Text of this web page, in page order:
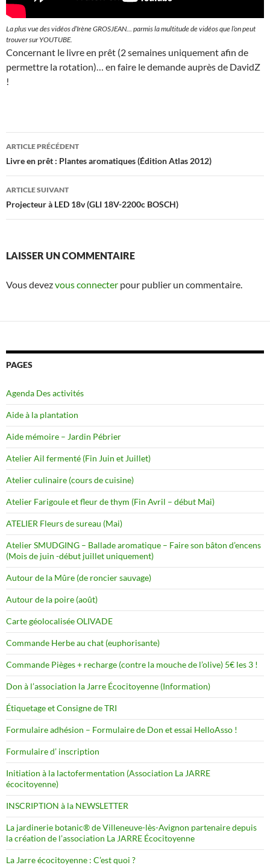
La plus vue des vidéos d’Irène GROSJEAN… parmis la multitude de vidéos que l’on peut
trouver sur YOUTUBE.
Concernant le livre en prêt (2 semaines uniquement afin de
permettre la rotation)… en faire le demande auprès de DavidZ
!
Navigation
des
articles
ARTICLE PRÉCÉDENT
Livre en prêt : Plantes aromatiques (Édition Atlas 2012)
ARTICLE SUIVANT
Projecteur à LED 18v (GLI 18V-2200c BOSCH)
LAISSER UN COMMENTAIRE
Vous devezvous connecter pour publier un commentaire.
PAGES
Agenda Des activités
Aide à la plantation
Aide mémoire – Jardin Pébrier
Atelier Ail fermenté (Fin Juin et Juillet)
Atelier culinaire (cours de cuisine)
Atelier Farigoule et fleur de thym (Fin Avril – début Mai)
ATELIER Fleurs de sureau (Mai)
Atelier SMUDGING – Ballade aromatique – Faire son bâton d’encens
(Mois de juin -début juillet uniquement)
Autour de la Mûre (de roncier sauvage)
Autour de la poire (août)
Carte géolocalisée OLIVADE
Commande Herbe au chat (euphorisante)
Commande Pièges + recharge (contre la mouche de l’olive) 5€ les 3 !
Don à l’association la Jarre Écocitoyenne (Information)
Étiquetage et Consigne de TRI
Formulaire adhésion – Formulaire de Don et essai HelloAsso !
Formulaire d’ inscription
Initiation à la lactofermentation (Association La JARRE
écocitoyenne)
INSCRIPTION à la NEWSLETTER
La jardinerie botanic® de Villeneuve-lès-Avignon partenaire depuis
la création de l’association La JARRE Écocitoyenne
La Jarre écocitoyenne : C’est quoi ?